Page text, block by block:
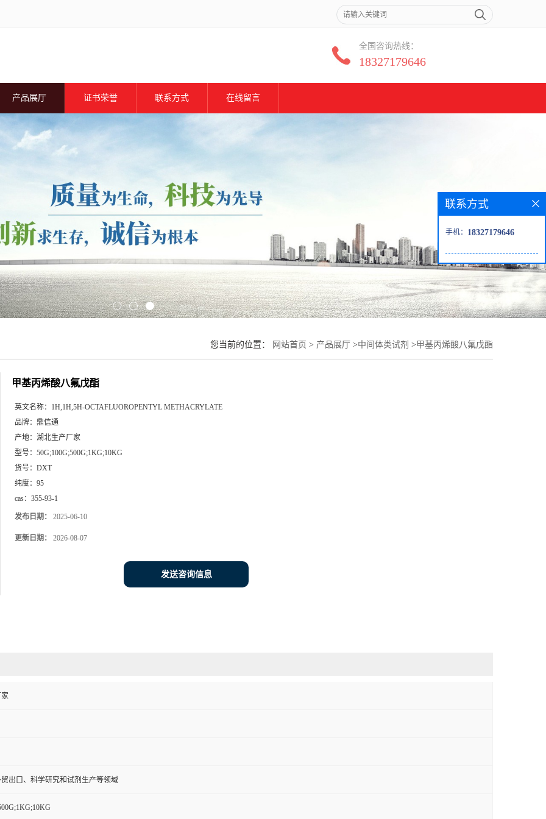
全国咨询热线：
18327179646
产品展厅 证书荣誉 联系方式 在线留言
您当前的位置： 网站首页 > 产品展厅 >中间体类试剂 >甲基丙烯酸八氟戊酯
甲基丙烯酸八氟戊酯
英文名称： 1H,1H,5H-OCTAFLUOROPENTYL METHACRYLATE
品牌： 鼎信通
产地： 湖北生产厂家
型号： 50G;100G;500G;1KG;10KG
货号： DXT
纯度： 95
cas： 355-93-1
发布日期： 2025-06-10
更新日期： 2026-08-07
发送咨询信息
出口、科学研究和试剂生产等领域
联系方式
手机： 18327179646